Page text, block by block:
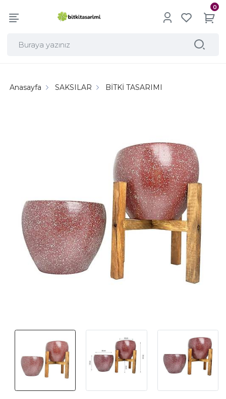
0
Anasayfa SAKSILAR BİTKİ TASARIMI